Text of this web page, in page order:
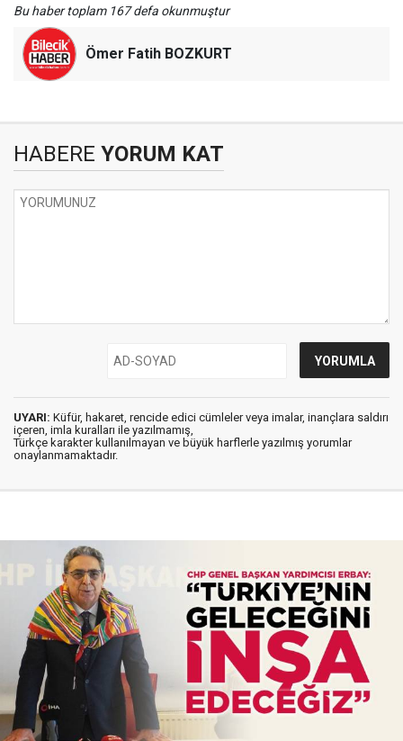
Bu haber toplam 167 defa okunmuştur
Ömer Fatih BOZKURT
HABERE YORUM KAT
UYARI: Küfür, hakaret, rencide edici cümleler veya imalar, inançlara saldırı
içeren, imla kuralları ile yazılmamış,
Türkçe karakter kullanılmayan ve büyük harflerle yazılmış yorumlar
onaylanmamaktadır.